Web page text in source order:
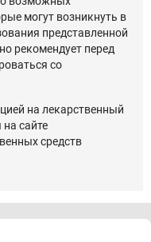
могут возникнуть в
представленной
рекомендует перед
со
на лекарственный
сайте
средств